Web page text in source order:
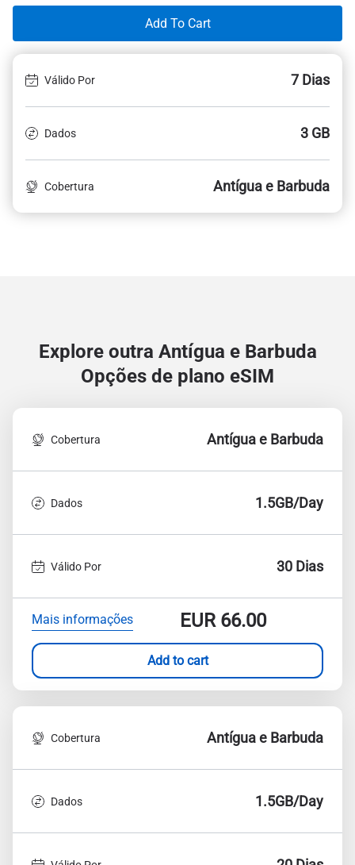
Add To Cart
Válido Por 7 Dias
Dados 3 GB
Cobertura Antígua e Barbuda
Explore outra Antígua e Barbuda
Opções de plano eSIM
Cobertura Antígua e Barbuda
Dados 1.5GB/Day
Válido Por 30 Dias
Mais informações EUR66.00
Add to cart
Cobertura Antígua e Barbuda
Dados 1.5GB/Day